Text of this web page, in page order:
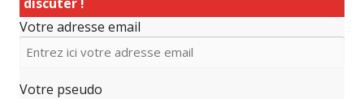
Votre adresse email
Votre pseudo